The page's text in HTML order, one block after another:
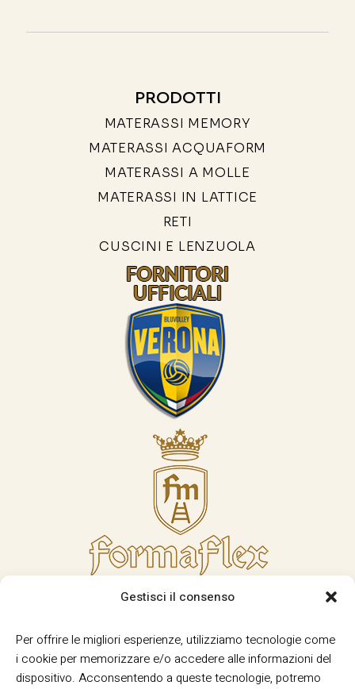
Gestisci il consenso
Per offrire le migliori esperienze, utilizziamo tecnologie come
i cookie per memorizzare e/o accedere alle informazioni del
dispositivo. Acconsentendo a queste tecnologie, potremo
PRODOTTI
MATERASSI MEMORY
MATERASSI ACQUAFORM
MATERASSI A MOLLE
MATERASSI IN LATTICE
RETI
CUSCINI E LENZUOLA